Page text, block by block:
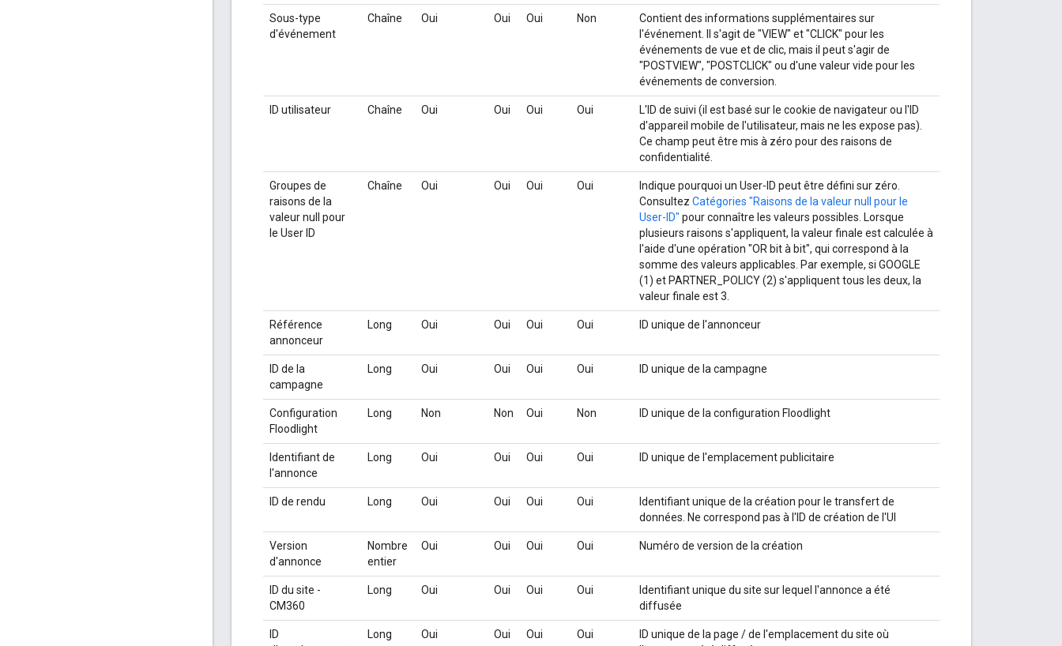
Sous-type
d'événement
Chaîne Oui Oui Oui Non
Contient des informations supplémentaires sur
l'événement. Il s'agit de "VIEW" et "CLICK" pour les
événements de vue et de clic, mais il peut s'agir de
"POSTVIEW", "POSTCLICK" ou d'une valeur vide pour les
événements de conversion.
ID utilisateur Chaîne Oui Oui Oui Oui
L'ID de suivi (il est basé sur le cookie de navigateur ou l'ID
d'appareil mobile de l'utilisateur, mais ne les expose pas).
Ce champ peut être mis à zéro pour des raisons de
confidentialité.
Groupes de
raisons de la
valeur null pour
le User ID
Chaîne Oui Oui Oui Oui
Indique pourquoi un User-ID peut être défini sur zéro.
Consultez Catégories "Raisons de la valeur null pour le
User-ID" pour connaître les valeurs possibles. Lorsque
plusieurs raisons s'appliquent, la valeur finale est calculée à
l'aide d'une opération "OR bit à bit", qui correspond à la
somme des valeurs applicables. Par exemple, si GOOGLE
(1) et PARTNER_POLICY (2) s'appliquent tous les deux, la
valeur finale est 3.
Référence
annonceur
Long Oui Oui Oui Oui ID unique de l'annonceur
ID de la
campagne
Long Oui Oui Oui Oui ID unique de la campagne
Configuration
Floodlight
Long Non Non Oui Non ID unique de la configuration Floodlight
Identifiant de
l'annonce
Long Oui Oui Oui Oui ID unique de l'emplacement publicitaire
ID de rendu Long Oui Oui Oui Oui
Identifiant unique de la création pour le transfert de
données. Ne correspond pas à l'ID de création de l'UI
Version
d'annonce
Nombre
entier
Oui Oui Oui Oui Numéro de version de la création
ID du site -
CM360
Long Oui Oui Oui Oui
Identifiant unique du site sur lequel l'annonce a été
diffusée
ID
Long Oui Oui Oui Oui
ID unique de la page / de l'emplacement du site où